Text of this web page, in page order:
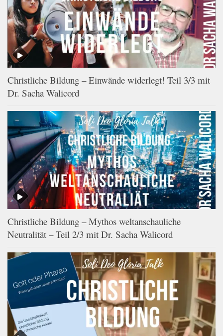
Christliche Bildung – Einwände widerlegt! Teil 3/3 mit
Dr. Sacha Walicord
Christliche Bildung – Mythos weltanschauliche
Neutralität – Teil 2/3 mit Dr. Sacha Walicord